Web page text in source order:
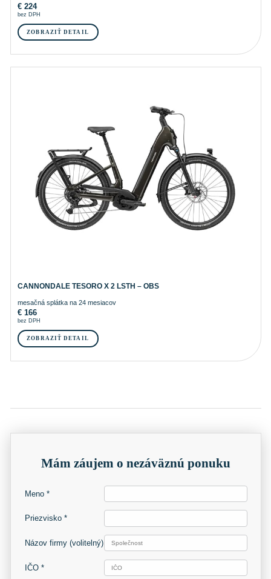
€224
bez DPH
ZOBRAZIŤ DETAIL
CANNONDALE TESORO X 2 LSTH – OBS
mesačná splátka na 24 mesiacov
€166
bez DPH
ZOBRAZIŤ DETAIL
Mám záujem o nezáväznú ponuku
Meno *
Priezvisko *
Názov firmy (volitelný)
IČO *